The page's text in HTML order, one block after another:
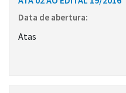
Data de abertura:
Atas